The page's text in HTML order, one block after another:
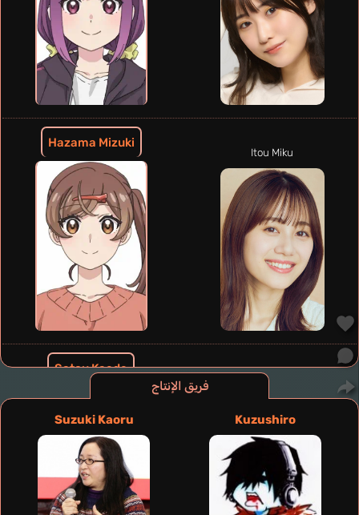
فريق الإنتاج
Kuzushiro
Suzuki Kaoru
Hazama Mizuki
Itou Miku
Satou Kaede
Amamiya Sora